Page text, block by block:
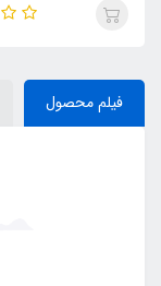
فیلم محصول